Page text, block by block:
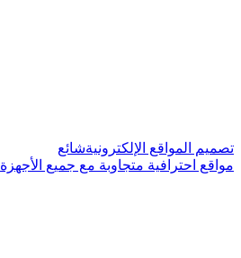
تصميم المواقع الإلكترونيةشائع
مواقع احترافية متجاوبة مع جميع الأجهزة